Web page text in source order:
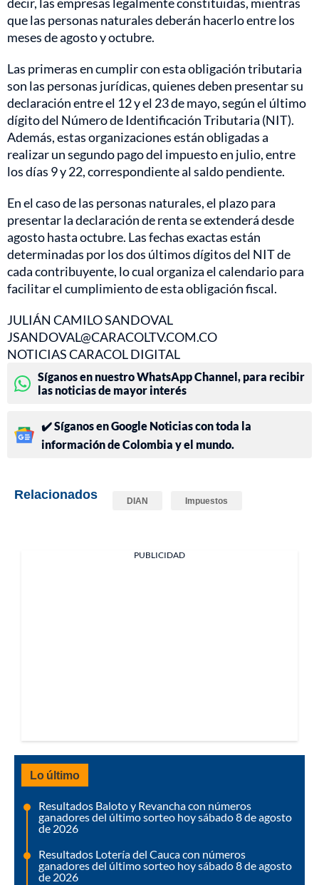
que las personas naturales deberán hacerlo entre los
meses de agosto y octubre.
Las primeras en cumplir con esta obligación tributaria
son las personas jurídicas, quienes deben presentar su
declaración entre el 12 y el 23 de mayo, según el último
dígito del Número de Identificación Tributaria (NIT).
Además, estas organizaciones están obligadas a
realizar un segundo pago del impuesto en julio, entre
los días 9 y 22, correspondiente al saldo pendiente.
En el caso de las personas naturales, el plazo para
presentar la declaración de renta se extenderá desde
agosto hasta octubre. Las fechas exactas están
determinadas por los dos últimos dígitos del NIT de
cada contribuyente, lo cual organiza el calendario para
facilitar el cumplimiento de esta obligación fiscal.
JULIÁN CAMILO SANDOVAL
JSANDOVAL@CARACOLTV.COM.CO
NOTICIAS CARACOL DIGITAL
Síganos en nuestro WhatsApp Channel, para recibir
las noticias de mayor interés
✔️ Síganos en Google Noticias con toda la
información de Colombia y el mundo.
Relacionados DIAN Impuestos
PUBLICIDAD
Lo último
Resultados Baloto y Revancha con números
ganadores del último sorteo hoy sábado 8 de agosto
de 2026
Resultados Lotería del Cauca con números
ganadores del último sorteo hoy sábado 8 de agosto
de 2026